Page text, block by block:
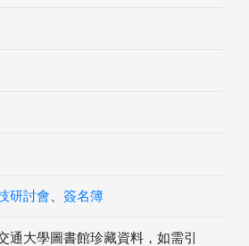
研討會 簽名簿
通大學圖書館珍藏資料，如需引